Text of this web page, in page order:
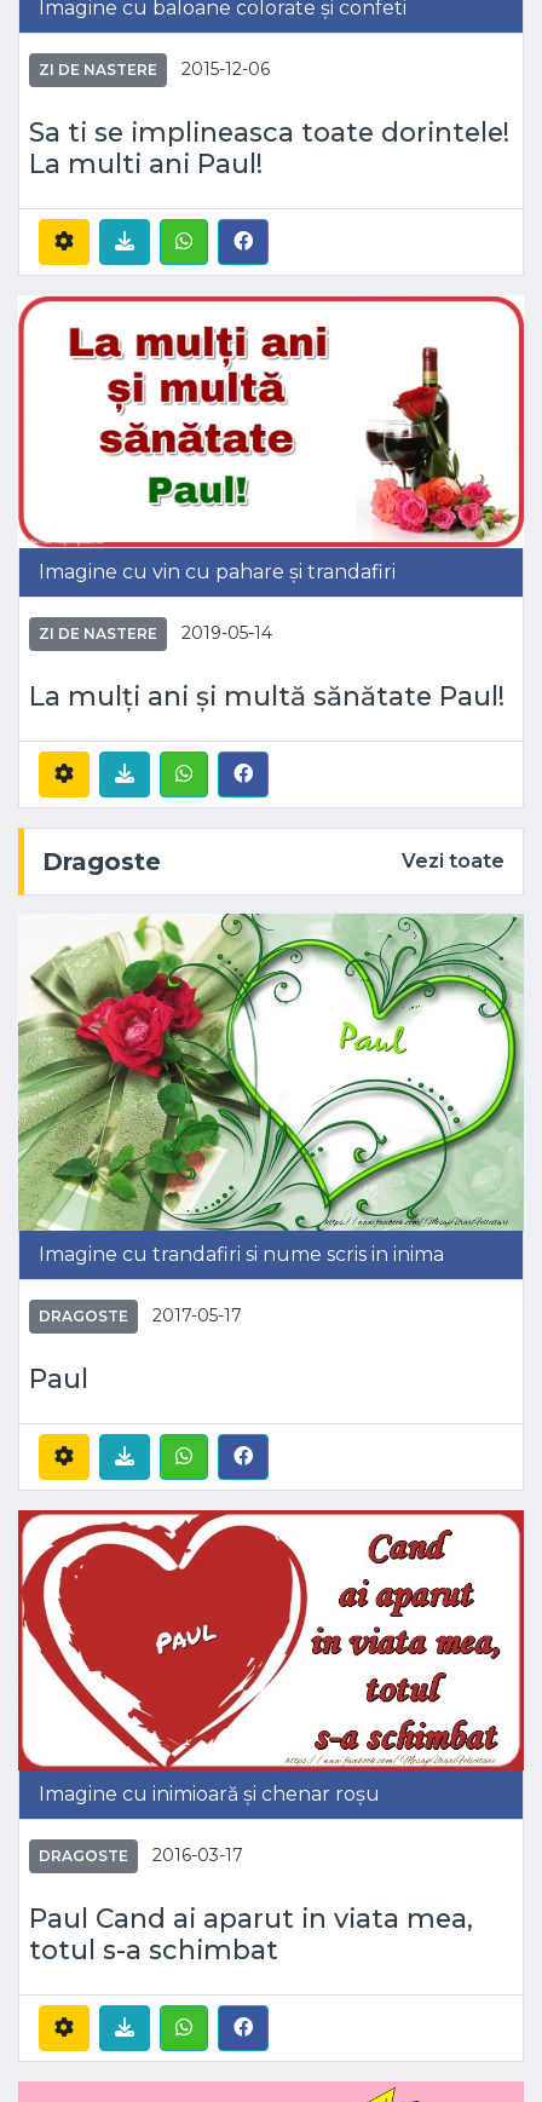
Imagine cu baloane colorate și confeti
ZI DE NASTERE 2015-12-06
Sa ti se implineasca toate dorintele!
La multi ani Paul!
Imagine cu vin cu pahare și trandafiri
ZI DE NASTERE 2019-05-14
La mulți ani și multă sănătate Paul!
Dragoste Vezi toate
Imagine cu trandafiri si nume scris in inima
DRAGOSTE 2017-05-17
Paul
Imagine cu inimioară și chenar roșu
DRAGOSTE 2016-03-17
Paul Cand ai aparut in viata mea,
totul s-a schimbat